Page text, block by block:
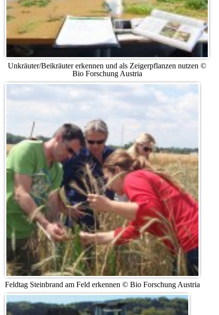
Unkräuter/Beikräuter erkennen und als Zeigerpflanzen nutzen ©
Bio Forschung Austria
Feldtag Steinbrand am Feld erkennen © Bio Forschung Austria